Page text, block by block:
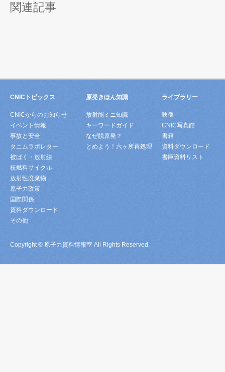
関連記事
CNICトピックス
CNICからのお知らせ
イベント情報
事故と安全
タニムラボレター
被ばく・放射線
核燃料サイクル
放射性廃棄物
原子力政策
国際関係
資料ダウンロード
その他
原発きほん知識
放射能ミニ知識
キーワードガイド
なぜ脱原発？
とめよう！六ヶ所再処理
ライブラリー
映像
CNIC写真館
書籍
資料ダウンロード
書庫資料リスト
Copyright © 原子力資料情報室 All Rights Reserved.